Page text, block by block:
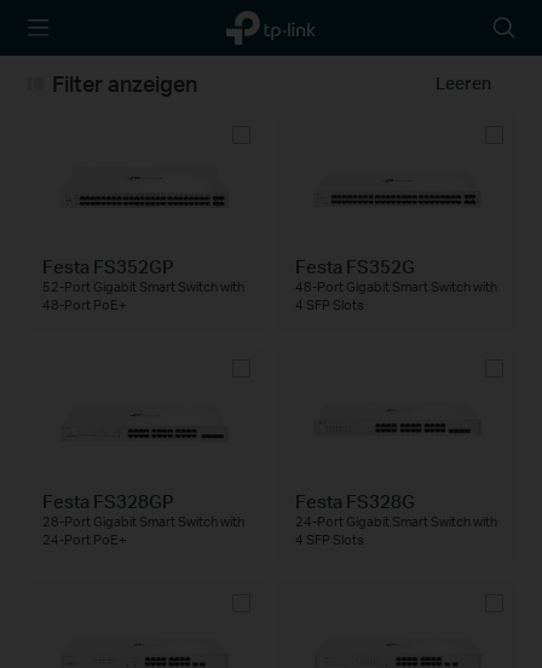
TP-Link,
Reliably
icon
Leeren
Filter anzeigen
Festa FS352GP
52-Port Gigabit Smart Switch with
48-Port PoE+
Festa FS352G
48-Port Gigabit Smart Switch with
4 SFP Slots
Festa FS328GP
28-Port Gigabit Smart Switch with
24-Port PoE+
Festa FS328G
24-Port Gigabit Smart Switch with
4 SFP Slots